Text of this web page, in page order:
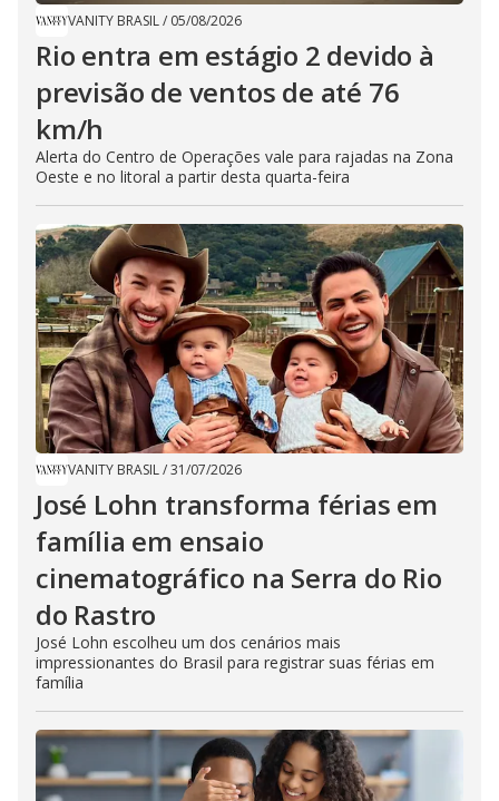
VANITY BRASIL/ 05/08/2026
Rio entra em estágio 2 devido à
previsão de ventos de até 76
km/h
Alerta do Centro de Operações vale para rajadas na Zona
Oeste e no litoral a partir desta quarta-feira
VANITY BRASIL/31/07/2026
José Lohn transforma férias em
família em ensaio
cinematográfico na Serra do Rio
do Rastro
José Lohn escolheu um dos cenários mais
impressionantes do Brasil para registrar suas férias em
família